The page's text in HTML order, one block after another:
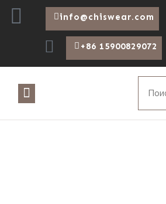
info@chiswear.com
+86 15900829072